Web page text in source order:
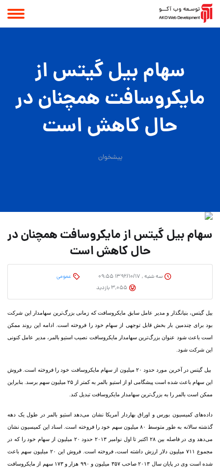
سهام بیل گیتس از
مایکروسافت همچنان در
حال کاهش است
پیشخوان
سهام بیل گیتس از مایکروسافت همچنان در
حال کاهش است
سه شنبه , ۱۳۹۲/۱۰/۱۷ ۰۹:۵۵
عمومی
3,055 بازدید
بیل گیتس، بنیانگذار و مدیر عامل سابق مایکروسافت که زمانی بزرگ‌ترین سهامدار این شرکت
بود برای چندمین بار بخش قابل توجهی از سهام خود را فروخته است. ادامه این روند ممکن
است باعث شود عنوان بزرگ‌ترین سهامدار مایکروسافت نصیب استیو بالمر، مدیر عامل کنونی
این شرکت شود.
بیل گیتس در آخرین مورد حدود ۲۰ میلیون از سهام مایکروسافت خود را فروخته است. فروش
این سهام باعث شده است پیشگامی او از استیو بالمر به کمتر از ۲۵ میلیون سهم برسد. بنابراین
ممکن است بالمر را به بزرگ‌ترین سهامدار مایکروسافت تبدیل کند.
داده‌‏های کمیسیون بورس و اوراق بهاردار آمریکا نشان می‌‏دهد استیو بالمر در طول یک دهه
گذشته سالانه به طور متوسط ۸۰ میلیون سهم خود را فروخته است. اسناد این کمیسیون نشان
می‌‏دهد وی در فاصله بین ۲۸ اکتبر تا اول نوامبر ۲۰۱۳ حدود ۲۰ میلیون از سهام خود را که در
مجموع ۷۱۱ میلیون دلار ارزش داشته است، فروخته است. فروش این ۲۰ میلیون سهم باعث
شده است وی در پایان سال ۲۰۱۳ صاحب ۳۵۷ میلیون و ۹۹۰ هزار و ۱۷۳ سهم از مایکروسافت